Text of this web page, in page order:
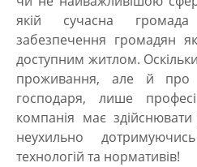
якій сучасна
забезпечення громадян
доступним житлом.
проживання, але й про
господаря, лише
компанія має здійснювати
неухильно
технологій та нормативів!